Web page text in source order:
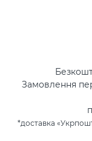
Замовлення
*доставка